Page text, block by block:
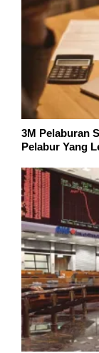
3M Pelaburan
Pelabur Yang